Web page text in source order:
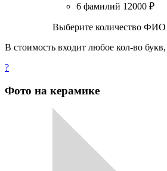
6 фамилий 12000 ₽
Выберите количество ФИО
В стоимость входит любое кол-во
?
Фото на керамике